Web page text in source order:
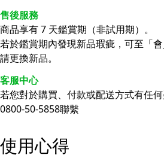
售後服務
商品享有 7 天鑑賞期（非試用期）。
若於鑑賞期內發現新品瑕疵，可至「
請更換新品。
客服中心
若您對於購買、付款或配送方式有任
0800-50-5858聯繫
使用心得